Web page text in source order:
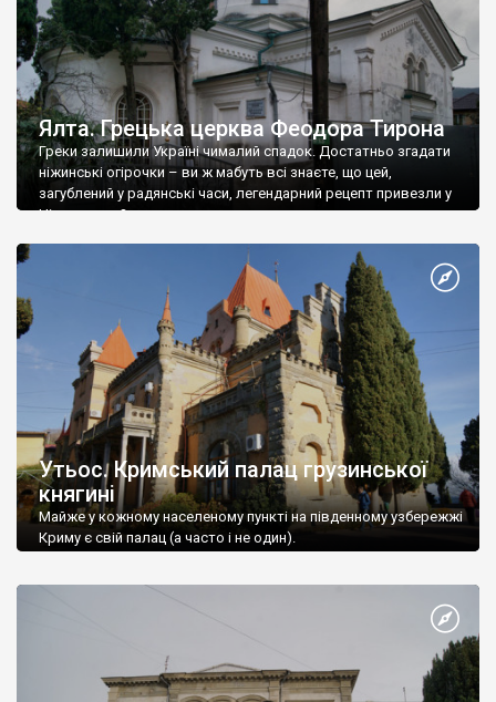
Ялта. Грецька церква Феодора Тирона
Греки залишили Україні чималий спадок. Достатньо згадати
ніжинські огірочки – ви ж мабуть всі знаєте, що цей,
загублений у радянські часи, легендарний рецепт привезли у
Ніжин греки?
Утьос. Кримський палац грузинської
княгині
Майже у кожному населеному пункті на південному узбережжі
Криму є свій палац (а часто і не один).